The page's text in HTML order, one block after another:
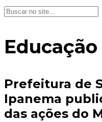
Educação
Prefeitura de
Ipanema
das ações do